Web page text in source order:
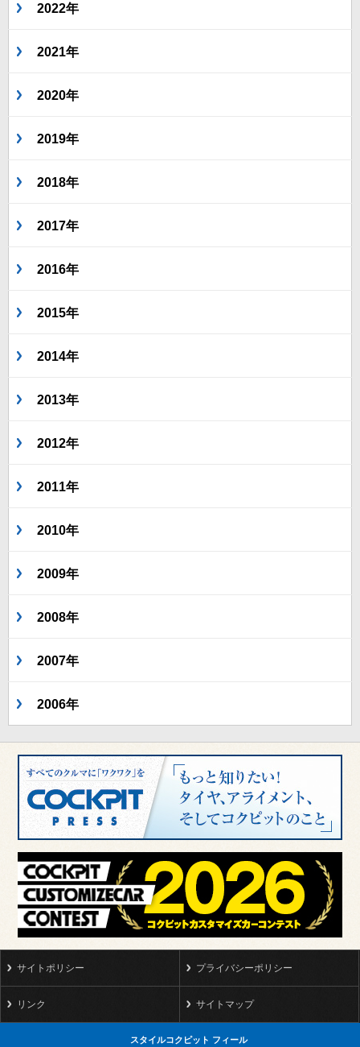
2022年
2021年
2020年
2019年
2018年
2017年
2016年
2015年
2014年
2013年
2012年
2011年
2010年
2009年
2008年
2007年
2006年
サイトポリシー プライバシーポリシー
リンク サイトマップ
スタイルコクピット フィール